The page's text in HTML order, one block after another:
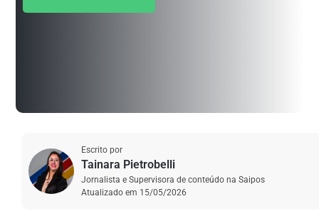
Escrito por
Tainara Pietrobelli
Jornalista e Supervisora de conteúdo na Saipos
Atualizado em 15/05/2026